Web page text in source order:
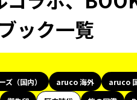
ック一覧
（国内） aruco 海外 aruco